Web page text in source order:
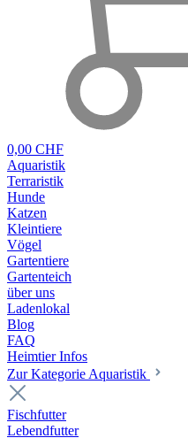
0,00 CHF
Aquaristik
Terraristik
Hunde
Katzen
Kleintiere
Vögel
Gartentiere
Gartenteich
über uns
Ladenlokal
Blog
FAQ
Heimtier Infos
Zur Kategorie Aquaristik
Fischfutter
Lebendfutter